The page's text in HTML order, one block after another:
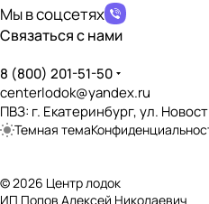
Возможность установки транцевых
✔️
Дно, пол, палуба
Тип дна ?
НДНД (Надувное Дно
❌
Мы в соцсетях
Связаться с нами
8 (800) 201-51-50
centerlodok@yandex.ru
ПВЗ: г. Екатеринбург, ул.
Темная тема
© 2026 Центр лодок
ИП Попов Алексей Николаевич